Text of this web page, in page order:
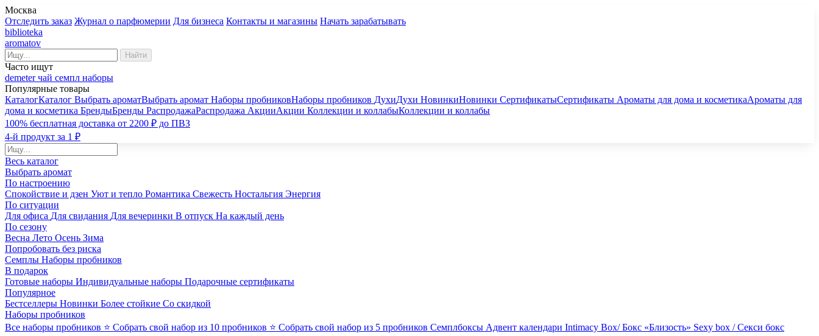
Москва
Отследить заказ Журнал о парфюмерии Для бизнеса Контакты и магазины Начать зарабатывать
biblioteka
aromatov
Найти
Часто ищут
demeterчай семпл наборы
Популярные товары
КаталогКаталог Выбрать ароматВыбрать аромат Наборы пробниковНаборы пробников ДухиДухи НовинкиНовинки СертификатыСертификаты Ароматы для дома и косметикаАроматы для
дома и косметика БрендыБренды РаспродажаРаспродажа АкцииАкции Коллекции и коллабыКоллекции и коллабы
100% бесплатная доставка от 2200 ₽ до ПВЗ
4-й продукт за 1 ₽
Весь каталог
Выбрать аромат
По настроению
Спокойствие и дзен Уют и тепло Романтика Свежесть Ностальгия Энергия
По ситуации
Для офиса Для свидания Для вечеринки В отпуск На каждый день
По сезону
Весна Лето Осень Зима
Попробовать без риска
Семплы Наборы пробников
В подарок
Готовые наборы Индивидуальные наборы Подарочные сертификаты
Популярное
Бестселлеры Новинки Более стойкие Со скидкой
Наборы пробников
Все наборы пробников ⭐ Собрать свой набор из 10 пробников ⭐ Собрать свой набор из 5 пробников Семплбоксы Адвент календари Intimacy Box/ Бокс «Близость» Sexy box / Секси бокс